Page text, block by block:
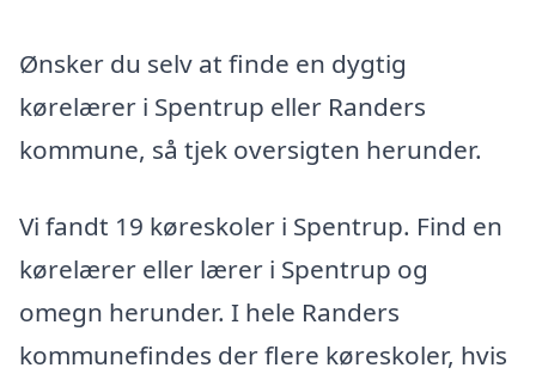
Ønsker du selv at finde en dygtig
kørelærer i Spentrup eller Randers
kommune, så tjek oversigten herunder.
Vi fandt 19 køreskoler i Spentrup. Find en
kørelærer eller lærer i Spentrup og
omegn herunder. I hele Randers
kommunefindes der flere køreskoler, hvis